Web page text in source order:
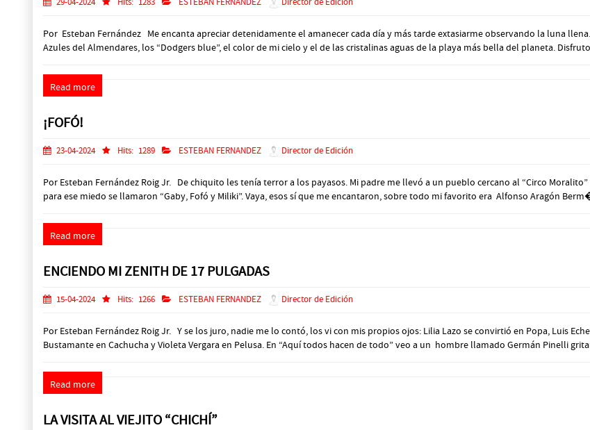
Por Esteban Fernández Me encanta apreciar detenidamente el amanecer cada día y más tarde extasiarme observando la luna
Azules del Almendares, los “Dodgers blue”, el color de mi cielo y el de las cristalinas aguas de la playa más bella del planeta.
Read more
¡FOFÓ!
23-04-2024 Hits: 1289 ESTEBAN FERNANDEZ Director de Edición
Por Esteban Fernández Roig Jr. De chiquito les tenía terror a los payasos. Mi padre me llevó a un pueblo cercano al “Circo
para ese miedo se llamaron “Gaby, Fofó y Miliki”. Vaya, esos sí que me encantaron, sobre todo mi favorito era Alfonso Aragón
Read more
ENCIENDO MI ZENITH DE 17 PULGADAS
15-04-2024 Hits: 1266 ESTEBAN FERNANDEZ Director de Edición
Por Esteban Fernández Roig Jr. Y se los juro, nadie me lo contó, los vi con mis propios ojos: Lilia Lazo se convirtió en Popa, Luis
Bustamante en Cachucha y Violeta Vergara en Pelusa. En “Aquí todos hacen de todo” veo a un hombre llamado Germán Pinelli
Read more
LA VISITA AL VIEJITO “CHICHÍ”